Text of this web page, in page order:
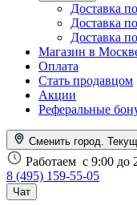
Доставка
Доставка
Доставка
Магазин в
Оплата
Стать продавцом
Акции
Реферальные
Сменить город.
Работаем с 9:00 до
8 (495) 159-55-05
Чат